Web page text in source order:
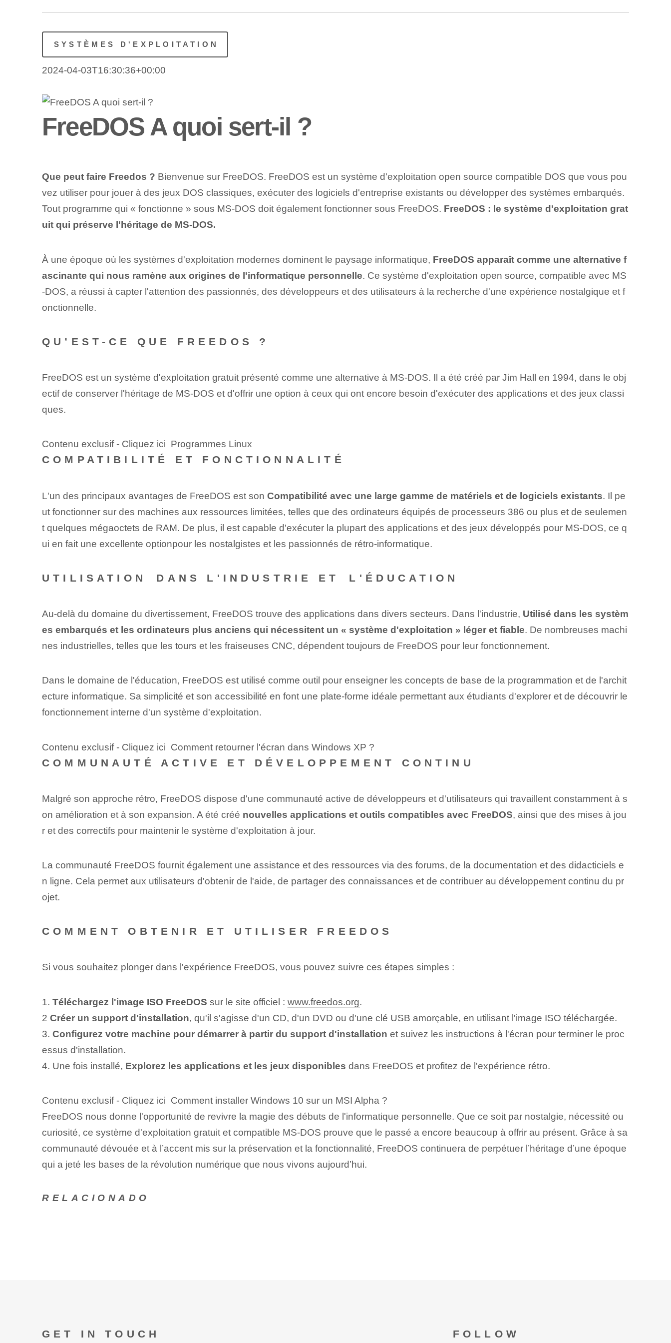
SYSTÈMES D'EXPLOITATION
2024-04-03T16:30:36+00:00
FreeDOS A quoi sert-il ?
Que peut faire Freedos ? Bienvenue sur FreeDOS. FreeDOS est un système d'exploitation open source compatible DOS que vous pou
vez utiliser pour jouer à des jeux DOS classiques, exécuter des logiciels d'entreprise existants ou développer des systèmes embarqués.
Tout programme qui « fonctionne » sous ‍MS-DOS​ doit également fonctionner sous FreeDOS. FreeDOS : le système d'exploitation grat
uit qui préserve l'héritage de MS-DOS.
À une époque où les systèmes d'exploitation modernes dominent le paysage informatique, FreeDOS apparaît comme ⁢une alternative f
ascinante qui nous ramène aux origines ⁣de l'informatique personnelle. Ce système d'exploitation open source, compatible avec MS
-DOS, a réussi à capter l'attention des passionnés, des développeurs et des utilisateurs à la recherche d'une expérience nostalgique et f
onctionnelle.
QU’EST-CE QUE FREEDOS ?
FreeDOS est un système d'exploitation gratuit présenté comme une alternative à MS-DOS. Il a été ‌créé par Jim Hall en 1994, dans le ⁢obj
ectif de conserver l'héritage de MS-DOS et d'offrir ⁤une option‍ à ceux qui ont encore besoin d'exécuter des applications et des jeux classi
ques.
Contenu exclusif - Cliquez ici Programmes Linux
COMPATIBILITÉ ET FONCTIONNALITÉ
L'un des principaux avantages de FreeDOS est son Compatibilité avec une large gamme de matériels et de logiciels existants. Il pe
ut fonctionner sur des machines aux ressources limitées, telles que des ordinateurs équipés de processeurs 386 ou plus et de seulemen
t quelques mégaoctets de RAM. De plus, il est capable d'exécuter la plupart des applications et des jeux développés pour ‌MS-DOS⁣, ce q
ui ⁣en fait une excellente ⁣option⁤pour les ⁢nostalgistes et les passionnés de rétro-informatique⁢.
UTILISATION⁢ DANS L'INDUSTRIE ET⁣ L'ÉDUCATION
Au-delà du domaine⁢ du⁤ divertissement, FreeDOS trouve des applications dans divers secteurs. Dans l'industrie, Utilisé dans⁢ les systèm
es embarqués et les ordinateurs plus anciens qui nécessitent un « système d'exploitation » léger et fiable.‍ De nombreuses machi
nes industrielles, telles que les tours⁢ et‌ les fraiseuses CNC, dépendent toujours de FreeDOS ⁢pour leur fonctionnement.
Dans le domaine de l'éducation, FreeDOS est utilisé comme outil pour enseigner les concepts de base de la programmation et de l'archit
ecture informatique. Sa simplicité et son accessibilité en font une plate-forme idéale permettant aux étudiants d'explorer et de découvrir le
fonctionnement interne d'un système d'exploitation.
Contenu exclusif - Cliquez ici Comment retourner l'écran dans Windows XP ?
COMMUNAUTÉ ACTIVE ET DÉVELOPPEMENT CONTINU
Malgré son approche rétro, FreeDOS dispose d'une communauté active de développeurs et d'utilisateurs qui travaillent constamment à s
on amélioration et à son expansion. A été créé nouvelles⁤ applications et outils compatibles avec FreeDOS, ainsi que des mises à jou
r et des correctifs pour maintenir le système d'exploitation à jour.
La communauté FreeDOS fournit également une assistance et des ressources via des forums, de la documentation et des didacticiels e
n ligne. Cela permet aux utilisateurs d'obtenir de l'aide, de partager des connaissances et de contribuer au développement continu du pr
ojet.
COMMENT OBTENIR ET UTILISER FREEDOS
Si vous souhaitez plonger dans l'expérience FreeDOS, vous pouvez suivre ces étapes simples :
1. Téléchargez l'image ISO FreeDOS sur le site officiel : www.freedos.org.
2 Créer un support d'installation, qu'il s'agisse d'un ⁢CD, d'un⁢ DVD ou d'une clé USB amorçable, en utilisant l'image ISO téléchargée.
3. Configurez votre machine pour démarrer à partir du support d'installation et suivez les instructions à l'écran pour terminer le proc
essus d'installation.
4. Une fois installé, Explorez les applications et les jeux disponibles dans FreeDOS et profitez de l'expérience rétro.
Contenu exclusif - Cliquez ici Comment installer Windows 10 sur un MSI Alpha ?
FreeDOS nous donne l'opportunité de revivre la magie des débuts de l'informatique personnelle. Que ce soit par nostalgie, nécessité ou
curiosité, ce système d'exploitation gratuit et compatible MS-DOS prouve que le passé a encore beaucoup à offrir au présent. Grâce à sa
communauté dévouée et à l’accent mis sur la préservation et la fonctionnalité, FreeDOS continuera de perpétuer l’héritage d’une époque
qui a jeté les bases de la révolution numérique que nous vivons aujourd’hui.
RELACIONADO
GET IN TOUCH FOLLOW